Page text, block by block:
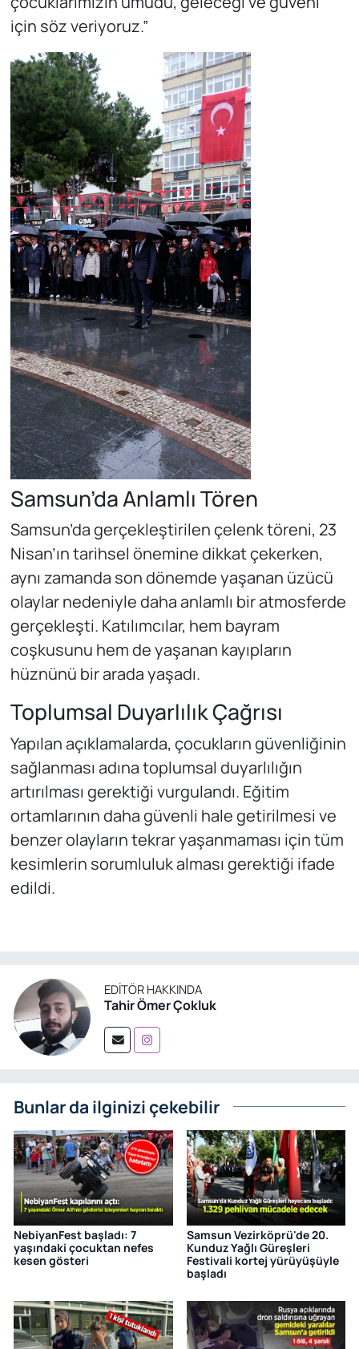
için söz veriyoruz.”
Samsun’da Anlamlı Tören
Samsun’da gerçekleştirilen çelenk töreni, 23
Nisan’ın tarihsel önemine dikkat çekerken,
aynı zamanda son dönemde yaşanan üzücü
olaylar nedeniyle daha anlamlı bir atmosferde
gerçekleşti. Katılımcılar, hem bayram
coşkusunu hem de yaşanan kayıpların
hüznünü bir arada yaşadı.
Toplumsal Duyarlılık Çağrısı
Yapılan açıklamalarda, çocukların güvenliğinin
sağlanması adına toplumsal duyarlılığın
artırılması gerektiği vurgulandı. Eğitim
ortamlarının daha güvenli hale getirilmesi ve
benzer olayların tekrar yaşanmaması için tüm
kesimlerin sorumluluk alması gerektiği ifade
edildi.
EDITÖR HAKKINDA
Tahir Ömer Çokluk
Bunlar da ilginizi çekebilir
NebiyanFest başladı: 7
yaşındaki çocuktan nefes
kesen gösteri
Samsun Vezirköprü'de 20.
Kunduz Yağlı Güreşleri
Festivali kortej yürüyüşüyle
başladı